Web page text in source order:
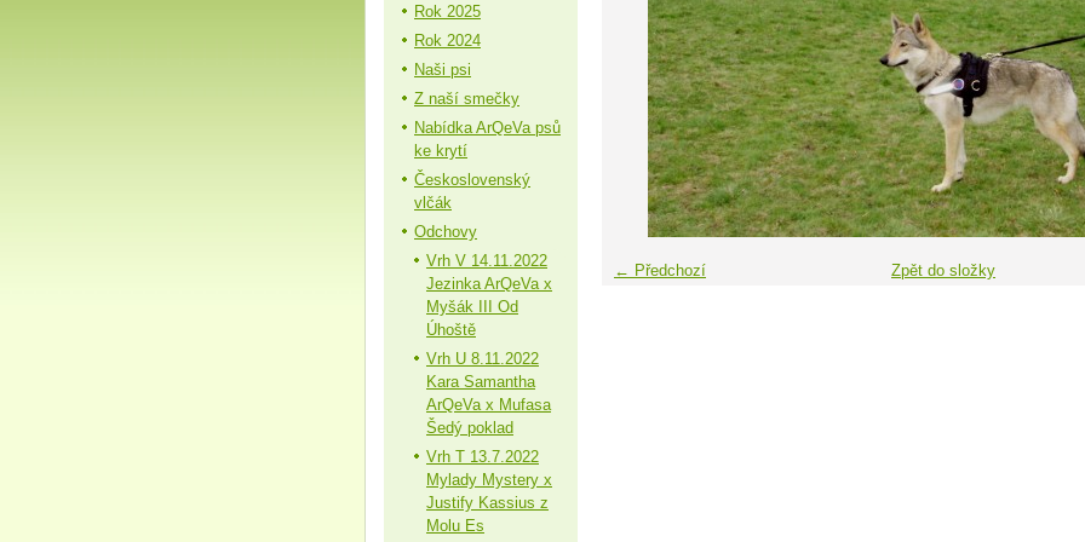
← Předchozí Zpět do složky
Rok 2025
Rok 2024
Naši psi
Z naší smečky
Nabídka ArQeVa psů
ke krytí
Československý
vlčák
Odchovy
Vrh V 14.11.2022
Jezinka ArQeVa x
Myšák III Od
Úhoště
Vrh U 8.11.2022
Kara Samantha
ArQeVa x Mufasa
Šedý poklad
Vrh T 13.7.2022
Mylady Mystery x
Justify Kassius z
Molu Es